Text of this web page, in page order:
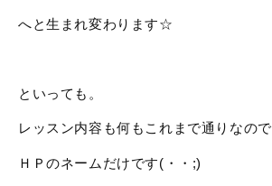
へと生まれ変わります☆
といっても。
レッスン内容も何もこれまで通りなので
ＨＰのネームだけです(・・;)